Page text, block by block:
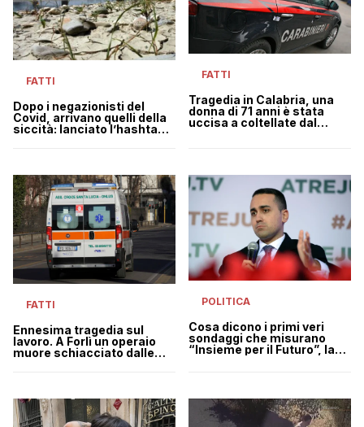
FATTI
Dopo i negazionisti del
Covid, arrivano quelli della
siccità: lanciato l’hashtag
FATTI
Tragedia in Calabria, una
donna di 71 anni è stata
uccisa a coltellate dal
FATTI
Ennesima tragedia sul
lavoro. A Forlì un operaio
muore schiacciato dalle
POLITICA
Cosa dicono i primi veri
sondaggi che misurano
“Insieme per il Futuro”, la